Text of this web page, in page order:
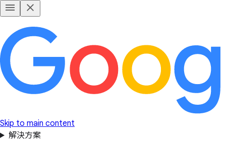
Skip to main content
解決方案